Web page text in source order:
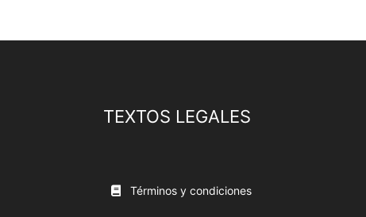
TEXTOS LEGALES
Términos y condiciones